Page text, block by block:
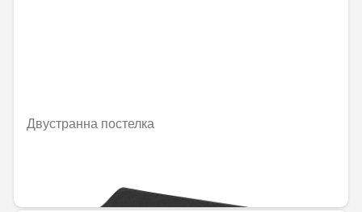
Двустранна постелка
228,19 € / 446,30 лв.